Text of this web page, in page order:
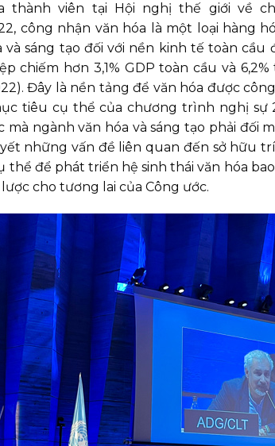
thành viên tại Hội nghị thế giới về
công nhận văn hóa là một loại hàng
và sáng tạo đối với nền kinh tế toàn
chiếm hơn 3,1% GDP toàn cầu và
Đây là nền tảng để văn hóa được
tiêu cụ thể của chương trình nghị sự
ngành văn hóa và sáng tạo phải đối
những vấn đề liên quan đến sở hữu
thể để phát triển hệ sinh thái văn hóa
cho tương lai của Công ước.